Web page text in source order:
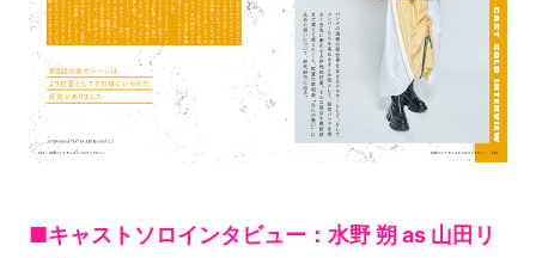
■キャストソロインタビュー：水野 朔 as 山田リ